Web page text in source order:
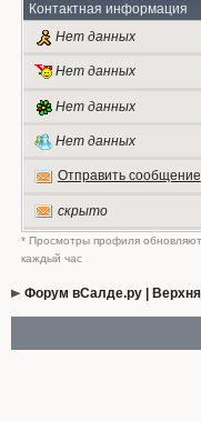
Контактная информация
Нет данных
Нет данных
Нет данных
Нет данных
Отправить сообщение
скрыто
* Просмотры профиля
каждый час
Форум вСалде.ру |